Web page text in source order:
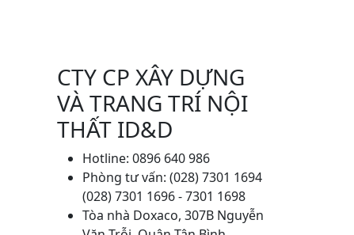
CTY CP XÂY DỰNG
VÀ TRANG TRÍ NỘI
THẤT ID&D
Hotline: 0896 640 986
Phòng tư vấn: (028) 7301 1694
(028) 7301 1696 - 7301 1698
Tòa nhà Doxaco, 307B Nguyễn